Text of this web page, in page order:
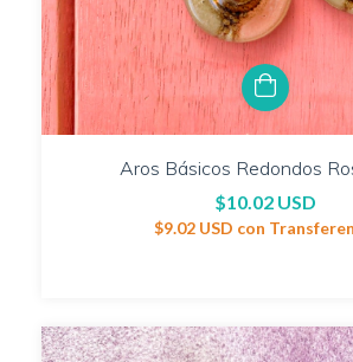
Aros Básicos Redondos
$10.02 USD
$9.02 USD con